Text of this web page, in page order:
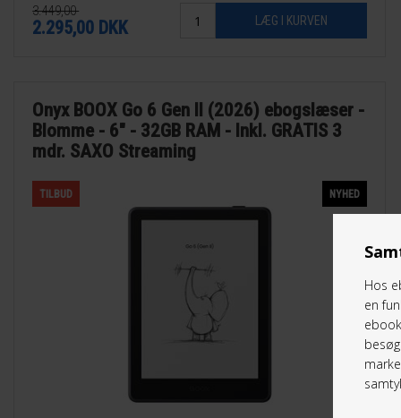
Hos
en
3.449,00
2.295,00 DKK
Onyx BOOX Go 6 Gen II (2026) ebogslæser -
Blomme - 6" - 32GB RAM - Inkl. GRATIS 3
mdr. SAXO Streaming
TILBUD NYHED